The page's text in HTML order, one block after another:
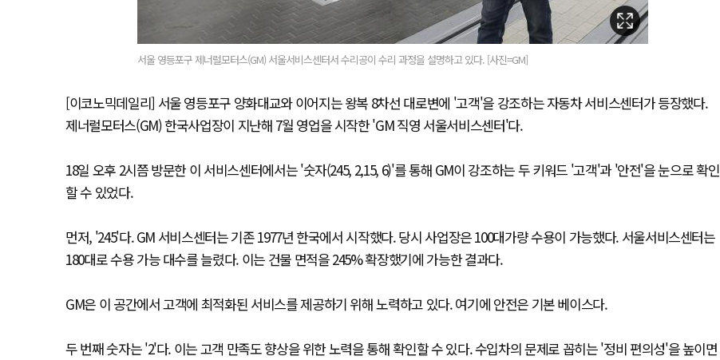
서울 영등포구 제너럴모터스(GM) 서울서비스센터서 수리공이 수리 과정을 설명하고 있다. [사진=GM]
[이코노믹데일리] 서울 영등포구 양화대교와 이어지는 왕복 8차선 대로변에 '고객'을 강조하는 자동차 서비스센터가 등장했다.
제너럴모터스(GM) 한국사업장이 지난해 7월 영업을 시작한 'GM 직영 서울서비스센터'다.
18일 오후 2시쯤 방문한 이 서비스센터에서는 '숫자(245, 2,15, 6)'를 통해 GM이 강조하는 두 키워드 '고객'과 '안전'을 눈으로 확인
할 수 있었다.
먼저, '245'다. GM 서비스센터는 기존 1977년 한국에서 시작했다. 당시 사업장은 100대가량 수용이 가능했다. 서울서비스센터는
180대로 수용 가능 대수를 늘렸다. 이는 건물 면적을 245% 확장했기에 가능한 결과다.
GM은 이 공간에서 고객에 최적화된 서비스를 제공하기 위해 노력하고 있다. 여기에 안전은 기본 베이스다.
두 번째 숫자는 '2'다. 이는 고객 만족도 향상을 위한 노력을 통해 확인할 수 있다. 수입차의 문제로 꼽히는 '정비 편의성'을 높이면